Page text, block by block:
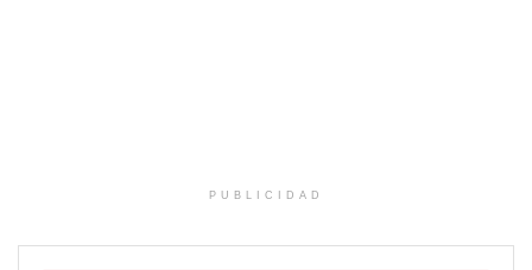
PUBLICIDAD